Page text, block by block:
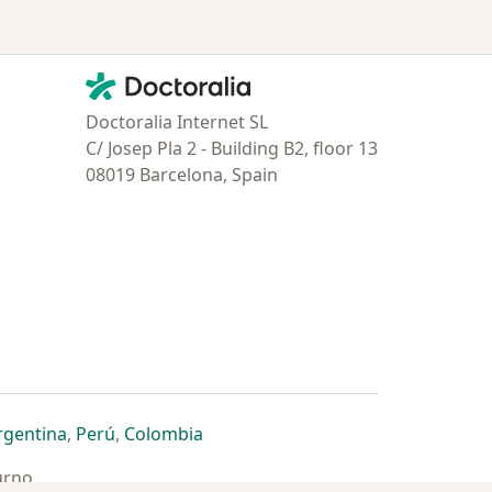
Contacto
Doctoralia - Página de inicio
Doctoralia Internet SL
C/ Josep Pla 2 - Building B2, floor 13
08019 Barcelona, Spain
pestaña
una nueva pestaña
en una nueva pestaña
se abre en una nueva pestaña
, Perúse abre en una nueva pestaña
, Colombiase abre en una nueva pestaña